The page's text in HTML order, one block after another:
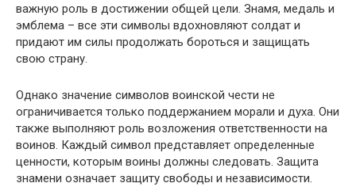
важную роль в достижении общей цели. Знамя, медаль и
эмблема – все эти символы вдохновляют солдат и
придают им силы продолжать бороться и защищать
свою страну.
Однако значение символов воинской чести не
ограничивается только поддержанием морали и духа. Они
также выполняют роль возложения ответственности на
воинов. Каждый символ представляет определенные
ценности, которым воины должны следовать. Защита
знамени означает защиту свободы и независимости.